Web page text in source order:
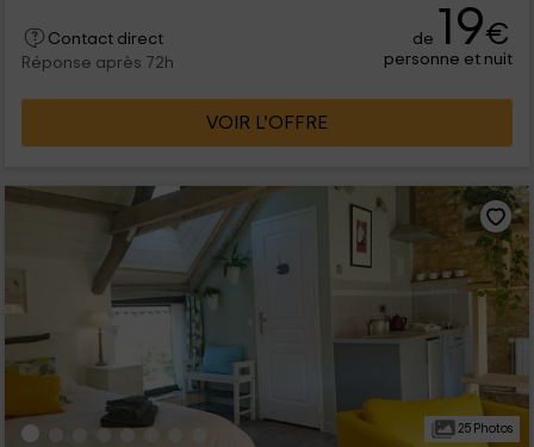
Contact direct
Réponse après 72h
de 19€
personne et nuit
VOIR L’OFFRE
25 Photos